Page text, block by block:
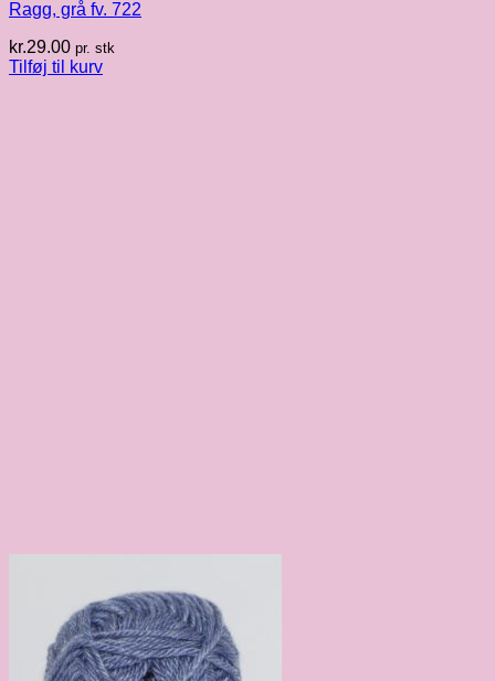
Ragg, grå fv. 722
kr.29.00 pr. stk
Tilføj til kurv